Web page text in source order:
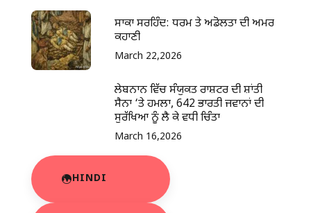
ਸਾਕਾ ਸਰਹਿੰਦ: ਧਰਮ ਤੇ ਅਡੋਲਤਾ ਦੀ ਅਮਰ
ਕਹਾਣੀ
March 22,2026
ਲੇਬਨਾਨ ਵਿੱਚ ਸੰਯੁਕਤ ਰਾਸ਼ਟਰ ਦੀ ਸ਼ਾਂਤੀ
ਸੈਨਾ ‘ਤੇ ਹਮਲਾ, 642 ਭਾਰਤੀ ਜਵਾਨਾਂ ਦੀ
ਸੁਰੱਖਿਆ ਨੂੰ ਲੈ ਕੇ ਵਧੀ ਚਿੰਤਾ
March 16,2026
HINDI